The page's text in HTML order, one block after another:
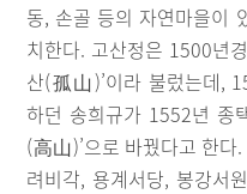
동, 손골 등의 자연마을이
치한다. 고산정은 1500년
산(孤山)’이라 불렀는데,
하던 송희규가 1552년 종
(高山)’으로 바꿨다고 한
려비각, 용계서당, 봉강서